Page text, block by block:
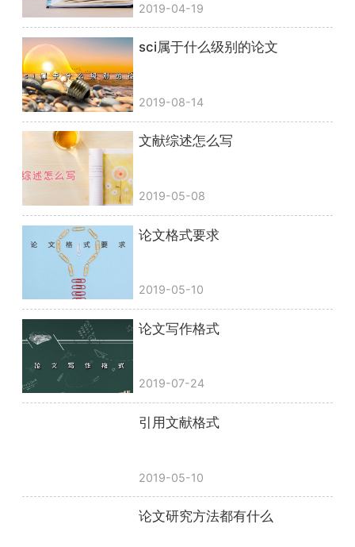
2019-04-19
sci属于什么级别的论文
2019-08-14
文献综述怎么写
2019-05-08
论文格式要求
2019-05-10
论文写作格式
2019-07-24
引用文献格式
2019-05-10
论文研究方法都有什么